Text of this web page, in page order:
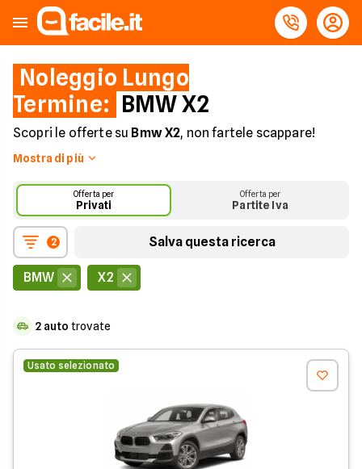
Noleggio Lungo
Termine: BMW X2
Scopri le offerte su Bmw X2, non fartele scappare!
Risparmia con il noleggio a lungo termine ed ottieni
Bmw X2 ad un prezzo imbattibile.
opzione di ritiro dell'usato.
Scopri tutti imodelli BMW a Noleggio!
Mostra di più
Offerta per
Privati
Offerta per
Partite Iva
2 Salva questa ricerca
BMW X2
2 auto trovate
Usato selezionato